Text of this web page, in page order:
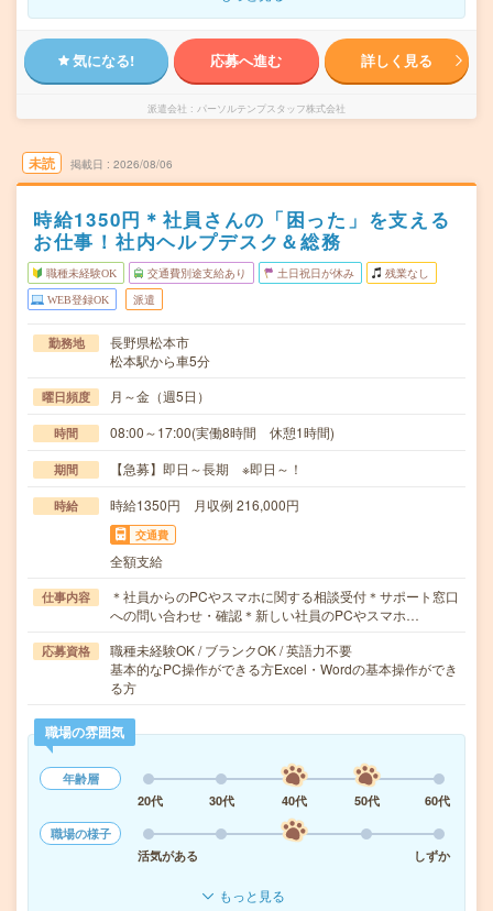
気になる! 応募へ進む 詳しく見る
派遣会社 パーソルテンプスタッフ株式会社
未読 掲載日 2026/08/06
時給1350円＊社員さんの「困った」を支える
お仕事！社内ヘルプデスク＆総務
職種未経験OK 交通費別途支給あり 土日祝日が休み 残業なし
WEB登録OK 派遣
勤務地
長野県松本市
松本駅から車5分
曜日頻度 月～金（週5日）
時間 08:00～17:00(実働8時間 休憩1時間)
期間 【急募】即日～長期 ※即日～！
時給 時給1350円 月収例 216,000円
交通費
全額支給
仕事内容
＊社員からのPCやスマホに関する相談受付＊サポート窓口
への問い合わせ・確認＊新しい社員のPCやスマホ…
応募資格
職種未経験OK / ブランクOK / 英語力不要
基本的なPC操作ができる方Excel・Wordの基本操作ができ
る方
職場の雰囲気
年齢層
20代
30代 40代 50代
60代
職場の様子
活気がある
しずか
もっと見る